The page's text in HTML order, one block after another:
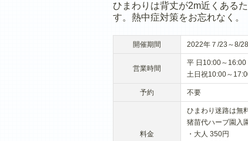
ひまわりは背丈が2m近くある
す。熱中症対策をお忘れなく。
開催期間 2022年７/23～8/28
営業時間
平 日10:00～16:00
土日祝10:00～
予約 不要
料金
ひまわり迷路は無
猪苗代ハーブ園入
・大人 350円